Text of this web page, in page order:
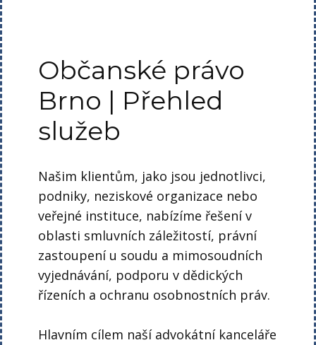
Občanské právo
Brno | Přehled
služeb
Našim klientům, jako jsou jednotlivci,
podniky, neziskové organizace nebo
veřejné instituce, nabízíme řešení v
oblasti smluvních záležitostí, právní
zastoupení u soudu a mimosoudních
vyjednávání, podporu v dědických
řízeních a ochranu osobnostních práv.
Hlavním cílem naší advokátní kanceláře